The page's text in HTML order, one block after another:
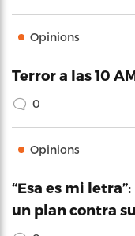
Opinions
Terror a las 10
0
Opinions
“Esa es mi
un plan contra